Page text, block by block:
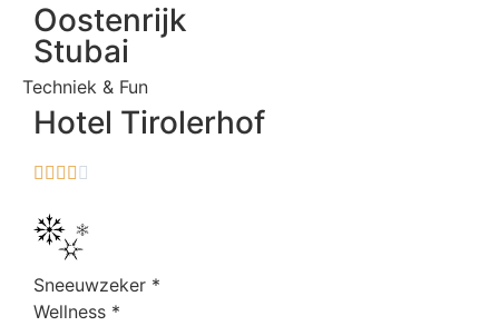
Oostenrijk
Stubai
Techniek & Fun
Hotel Tirolerhof
    
Sneeuwzeker *
Wellness *